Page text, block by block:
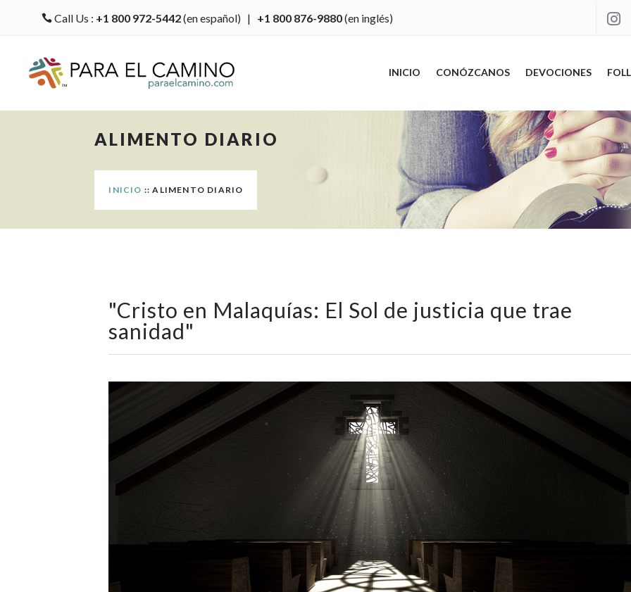
Call Us : +1 800 972-5442(en español) | +1 800 876-9880(en inglés) 
INICIO CONÓZCANOS DEVOCIONES
ALIMENTO DIARIO
INICIO :: ALIMENTO DIARIO
"Cristo en Malaquías: El Sol de justicia que trae
sanidad"